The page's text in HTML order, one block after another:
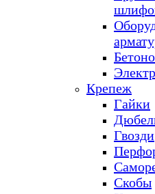
Крепеж
Гайки
Гвозди
Скобы